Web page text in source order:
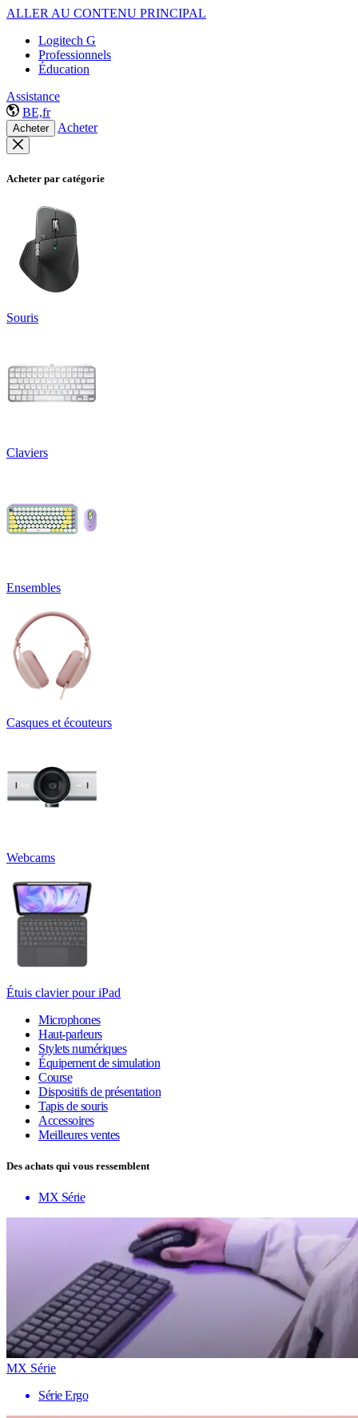
ALLER AU CONTENU PRINCIPAL
Logitech G
Professionnels
Éducation
Assistance
BE,fr
Acheter Acheter
Acheter par catégorie
Souris
Claviers
Ensembles
Casques et écouteurs
Webcams
Étuis clavier pour iPad
Microphones
Haut-parleurs
Stylets numériques
Équipement de simulation
Course
Dispositifs de présentation
Tapis de souris
Accessoires
Meilleures ventes
Des achats qui vous ressemblent
MX Série
MX Série
Série Ergo